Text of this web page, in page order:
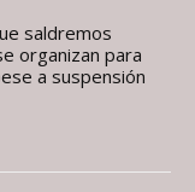
saldremos
organizan para
a suspensión